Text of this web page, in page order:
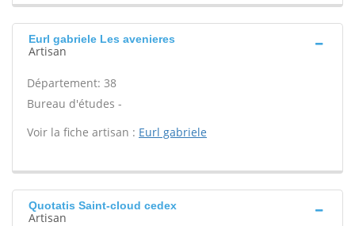
Eurl gabriele Les avenieres
Artisan
Département: 38
Bureau d'études -
Voir la fiche artisan : Eurl gabriele
Quotatis Saint-cloud cedex
Artisan